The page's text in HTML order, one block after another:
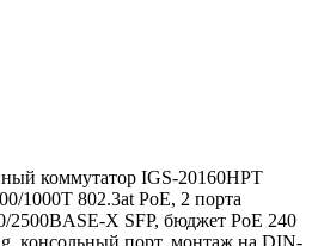
коммутатор IGS-20160HPT
1000T 802.3at PoE, 2 порта
2500BASE-X SFP, бюджет PoE 240
консольный порт, монтаж на DIN-